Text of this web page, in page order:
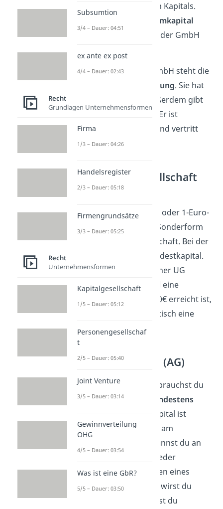
die Höhe des eingelegten Kapitals.
Stammkapital
genannt und beträgt bei der GmbH
An oberster Stelle der GmbH steht die
Gesellschafterversammlung. Sie hat
die
. Außerdem gibt
es den Geschäftsführer. Er ist
Angestellter der GmbH und vertritt
ihre Geschäfte.
Unternehmergesellschaft
(UG)
Die UG, auch Mini-GmbH oder 1-Euro-
GmbH genannt, ist eine Sonderform
der GmbH Kapitalgesellschaft. Bei der
UG brauchst du kein Mindestkapital.
Allerdings musst du in einer UG
Rücklagenbilden. Sobald eine
Stammeinlage von 25.000€ erreicht ist,
wird aus der UG automatisch eine
GmbH.
Aktiengesellschaft (AG)
Um eine AG zu gründen brauchst du
einGrundkapital
mindestens
. Dieses Grundkapital ist
zerlegt inAktien(Anteile am
Unternehmen). Aktien kannst du an
der Börse kaufen und wieder
verkaufen. Wenn du Aktien eines
Unternehmens erwirbst, wirst du
Aktionär.
Als Aktionär hast du
Subsumtion
3/4 – Dauer: 04:51
ex ante ex post
4/4 – Dauer: 02:43
Recht
Grundlagen Unternehmensformen
Firma
1/3 – Dauer: 04:26
Handelsregister
2/3 – Dauer: 05:18
Firmengrundsätze
3/3 – Dauer: 05:25
Recht
Unternehmensformen
Kapitalgesellschaft
1/5 – Dauer: 05:12
Personengesellschaf
t
2/5 – Dauer: 05:40
Joint Venture
3/5 – Dauer: 03:14
Gewinnverteilung
OHG
4/5 – Dauer: 03:54
Was ist eine GbR?
5/5 – Dauer: 03:50